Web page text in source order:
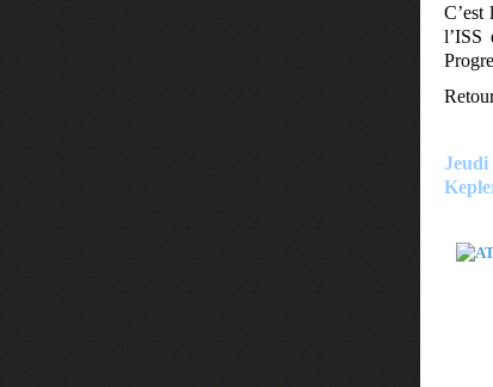
C’est
l’ISS
Jeudi